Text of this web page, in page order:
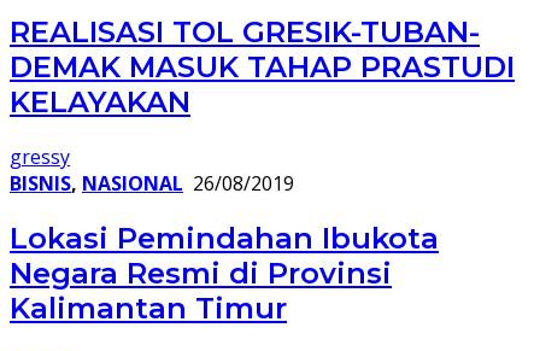
REALISASI TOL GRESIK-TUBAN-
DEMAK MASUK TAHAP PRASTUDI
KELAYAKAN
gressy
BISNIS, NASIONAL 26/08/2019
Lokasi Pemindahan Ibukota
Negara Resmi di Provinsi
Kalimantan Timur